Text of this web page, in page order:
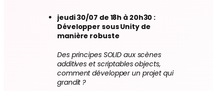
jeudi 30/07 de 18h à 20h30 :
Développer sous Unity de
manière robuste
Des principes SOLID aux scènes
additives et scriptables objects,
comment développer un projet qui
grandit ?